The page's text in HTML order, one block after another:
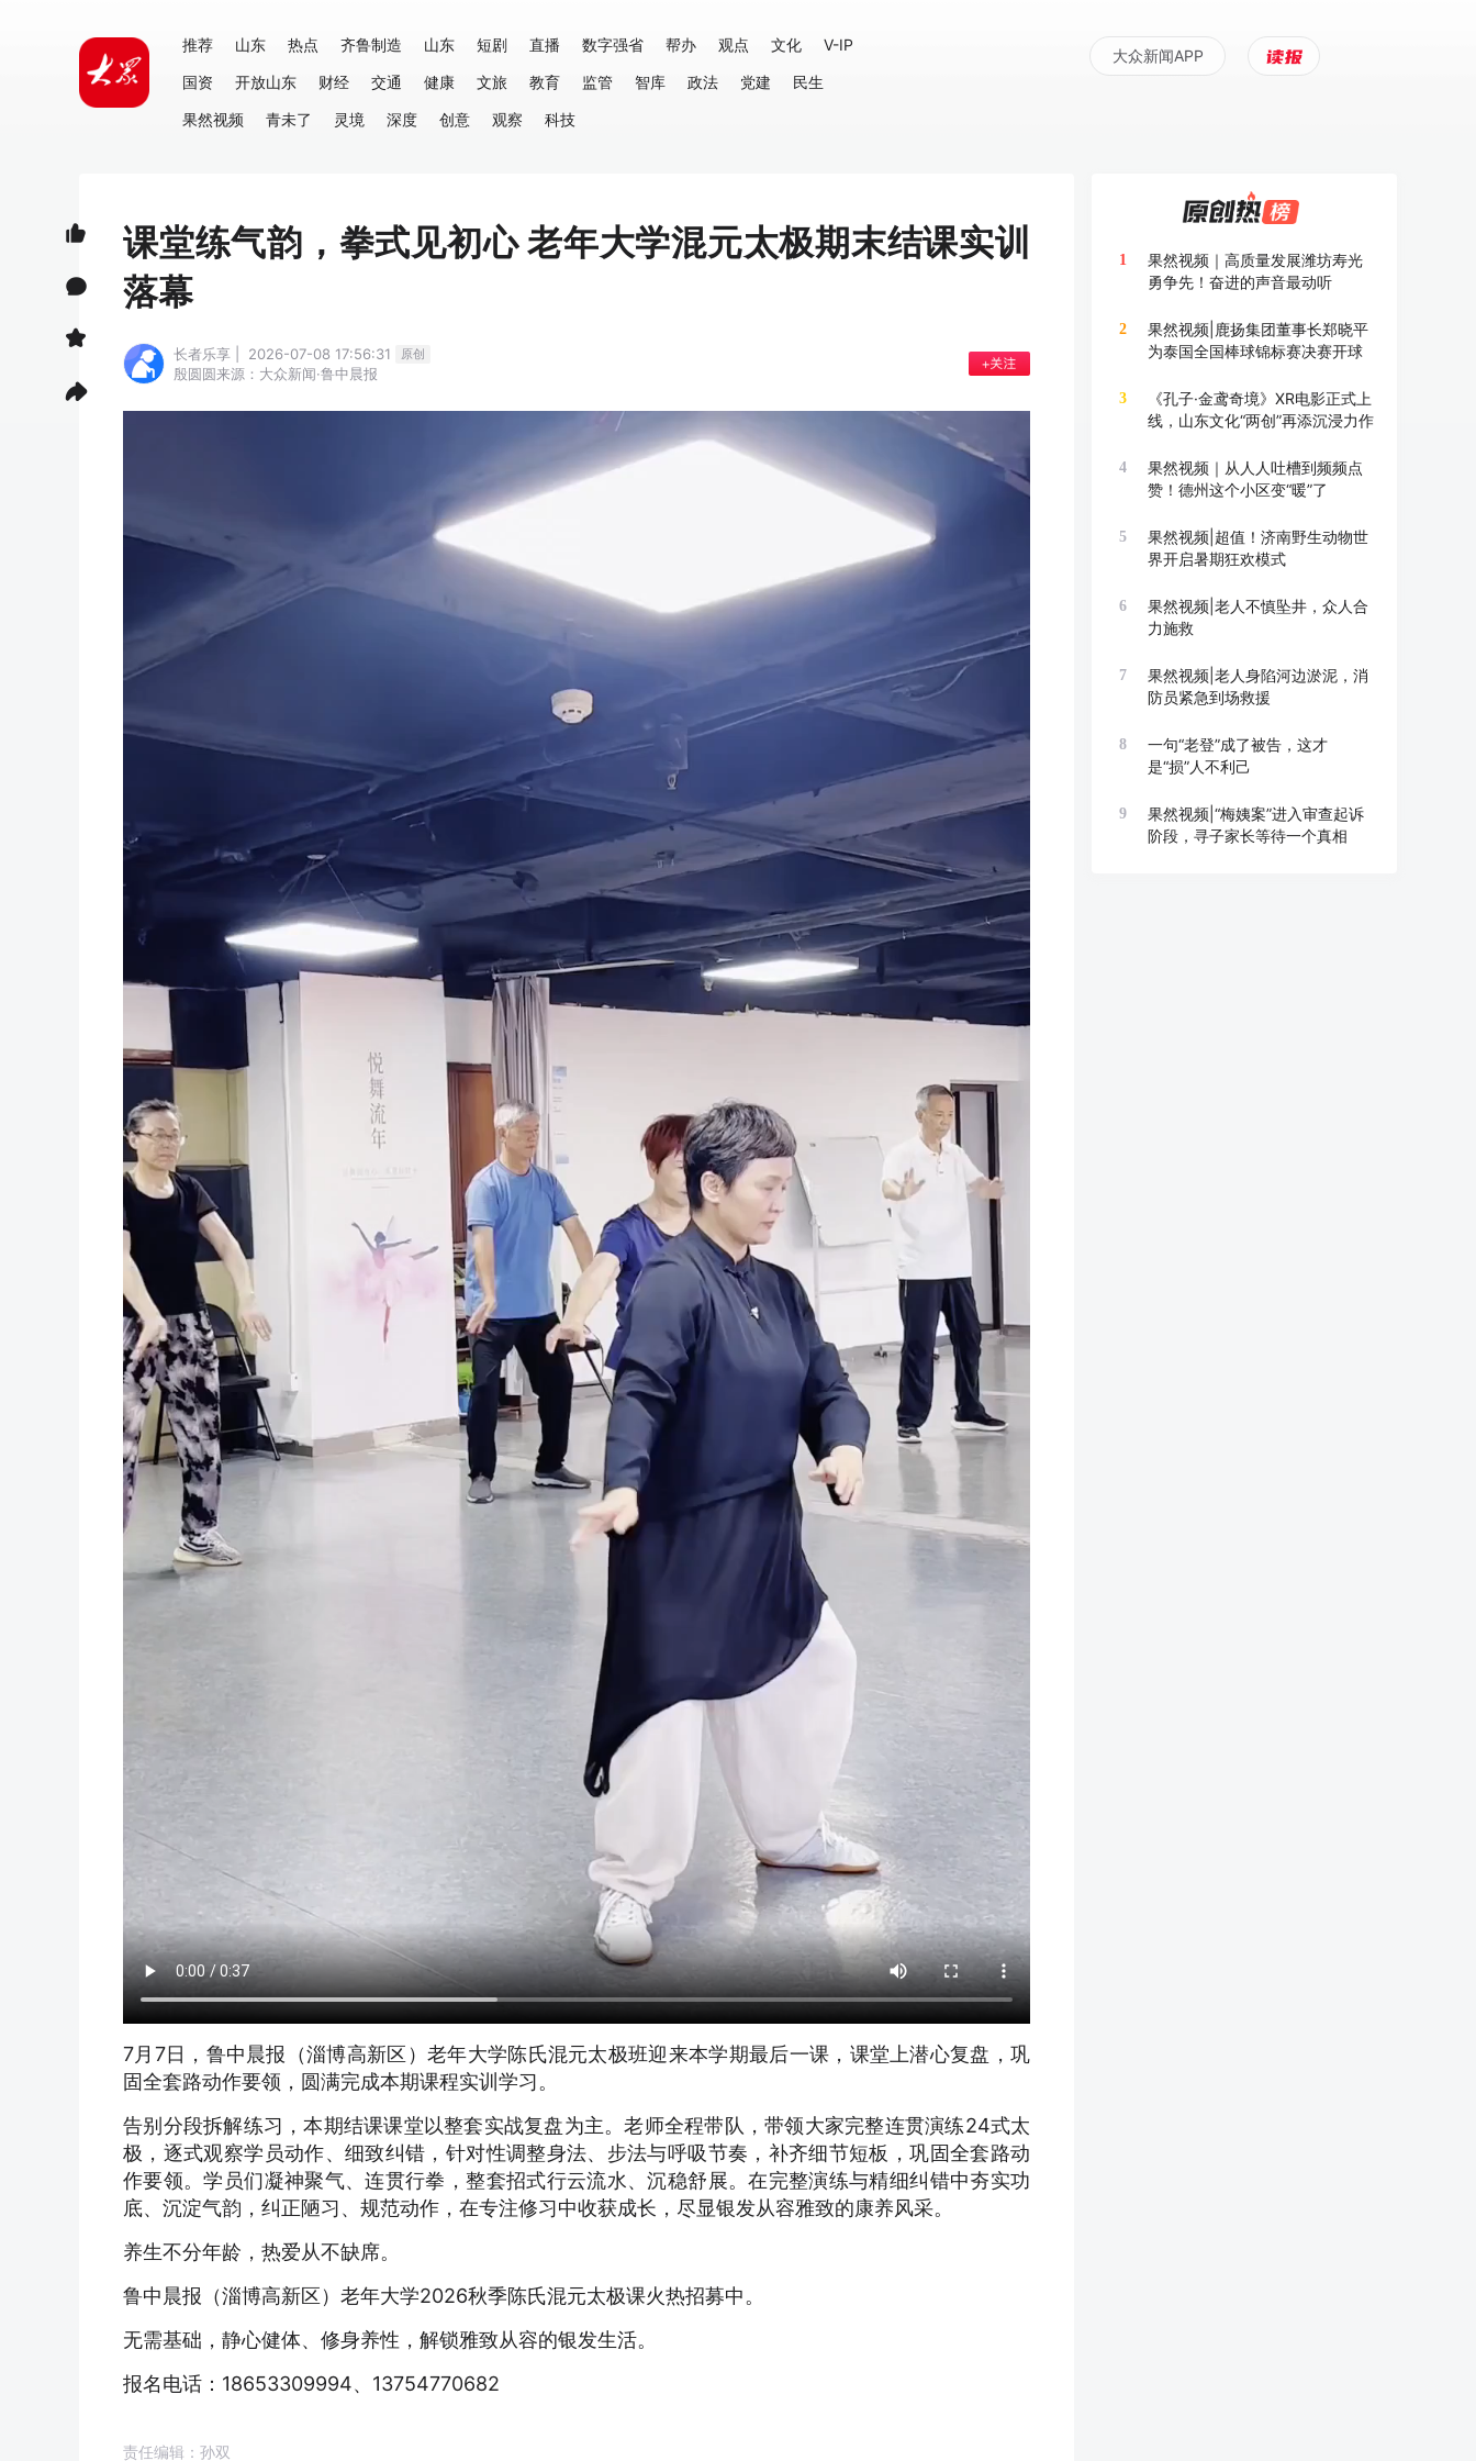
推荐 山东 热点 齐鲁制造 山东 短剧 直播 数字强省 帮办 观点 文化
V-IP
国资
开放山东 财经 交通 健康 文旅 教育 监管 智库 政法 党建
民生
果然视频
青未了 灵境 深度 创意 观察 科技
大众新闻APP
课堂练气韵，拳式见初心 老年大学混元太极期末结课实训
落幕
长者乐享 | 2026-07-08 17:56:31 原创
殷圆圆来源：大众新闻·鲁中晨报
7月7日，鲁中晨报（淄博高新区）老年大学陈氏混元太极班迎来本学期最后一课，课堂上潜心复盘，巩
固全套路动作要领，圆满完成本期课程实训学习。
告别分段拆解练习，本期结课课堂以整套实战复盘为主。老师全程带队，带领大家完整连贯演练24式太
极，逐式观察学员动作、细致纠错，针对性调整身法、步法与呼吸节奏，补齐细节短板，巩固全套路动
作要领。学员们凝神聚气、连贯行拳，整套招式行云流水、沉稳舒展。在完整演练与精细纠错中夯实功
底、沉淀气韵，纠正陋习、规范动作，在专注修习中收获成长，尽显银发从容雅致的康养风采。
养生不分年龄，热爱从不缺席。
鲁中晨报（淄博高新区）老年大学2026秋季陈氏混元太极课火热招募中。
无需基础，静心健体、修身养性，解锁雅致从容的银发生活。
报名电话：18653309994、13754770682
责任编辑：孙双
1
果然视频｜高质量发展潍坊寿光
勇争先！奋进的声音最动听
2
果然视频|鹿扬集团董事长郑晓平
为泰国全国棒球锦标赛决赛开球
3
《孔子·金鸢奇境》XR电影正式上
线，山东文化“两创”再添沉浸力作
4
果然视频｜从人人吐槽到频频点
赞！德州这个小区变“暖”了
5
果然视频|超值！济南野生动物世
界开启暑期狂欢模式
6
果然视频|老人不慎坠井，众人合
力施救
7
果然视频|老人身陷河边淤泥，消
防员紧急到场救援
8
一句“老登”成了被告，这才
是“损”人不利己
9
果然视频|“梅姨案”进入审查起诉
阶段，寻子家长等待一个真相